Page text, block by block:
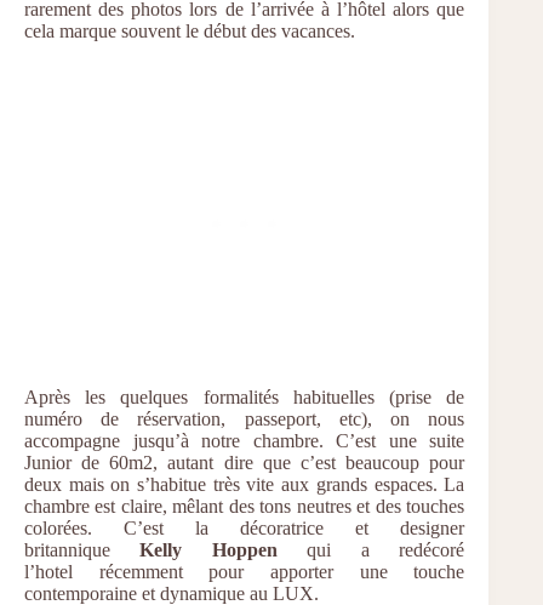
rarement des photos lors de l’arrivée à l’hôtel alors que
cela marque souvent le début des vacances.
Après les quelques formalités habituelles (prise de
numéro de réservation, passeport, etc), on nous
accompagne jusqu’à notre chambre. C’est une suite
Junior de 60m2, autant dire que c’est beaucoup pour
deux mais on s’habitue très vite aux grands espaces. La
chambre est claire, mêlant des tons neutres et des touches
colorées. C’est la décoratrice et designer
britanniqueKelly Hoppen qui a redécoré
l’hotel récemment pour apporter une touche
contemporaine et dynamique au LUX.